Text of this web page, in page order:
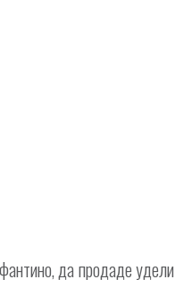
да продаде удели